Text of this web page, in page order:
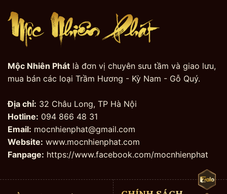
Mộc Nhiên Phát là đơn vị chuyên sưu tầm và giao lưu,
mua bán các loại Trầm Hương - Kỳ Nam - Gỗ Quý.
Địa chỉ: 32 Châu Long, TP Hà Nội
Hotline: 094 866 48 31
Email: mocnhienphat@gmail.com
Website: www.mocnhienphat.com
Fanpage: https://www.facebook.com/mocnhienphat